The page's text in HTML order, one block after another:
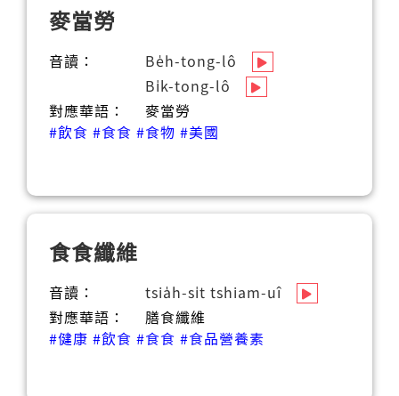
麥當勞
音讀：
Be̍h-tong-lô
Bi̍k-tong-lô
對應華語：
麥當勞
#飲食 #食食 #食物 #美國
食食纖維
音讀：
tsia̍h-si̍t tshiam-uî
對應華語：
膳食纖維
#健康 #飲食 #食食 #食品營養素